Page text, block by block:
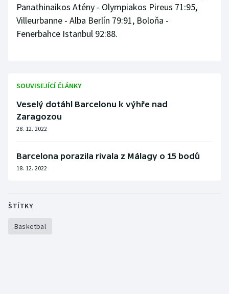
Triatlon
Volejbal
Ostatní
Panathinaikos Atény - Olympiakos Pireus 71:95,
Villeurbanne - Alba Berlín 79:91, Boloňa -
Fenerbahce Istanbul 92:88.
SOUVISEJÍCÍ ČLÁNKY
Veselý dotáhl Barcelonu k výhře nad
Zaragozou
28. 12. 2022
Barcelona porazila rivala z Málagy o 15 bodů
18. 12. 2022
ŠTÍTKY
Basketbal